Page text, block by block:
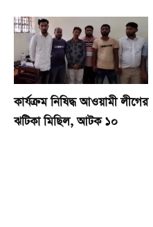
কার্যক্রম নিষিদ্ধ আওয়ামী লীগের
ঝটিকা মিছিল, আটক ১০